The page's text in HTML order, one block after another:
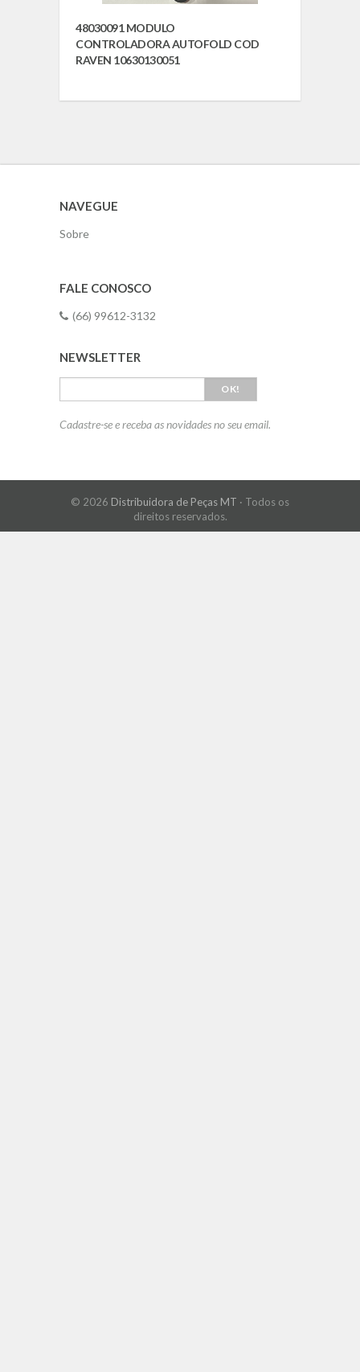
48030091 MODULO
CONTROLADORA AUTOFOLD COD
RAVEN 10630130051
NAVEGUE
Sobre
FALE CONOSCO
(66) 99612-3132
NEWSLETTER
OK!
Cadastre-se e receba as novidades no seu email.
© 2026 Distribuidora de Peças MT · Todos os
direitos reservados.